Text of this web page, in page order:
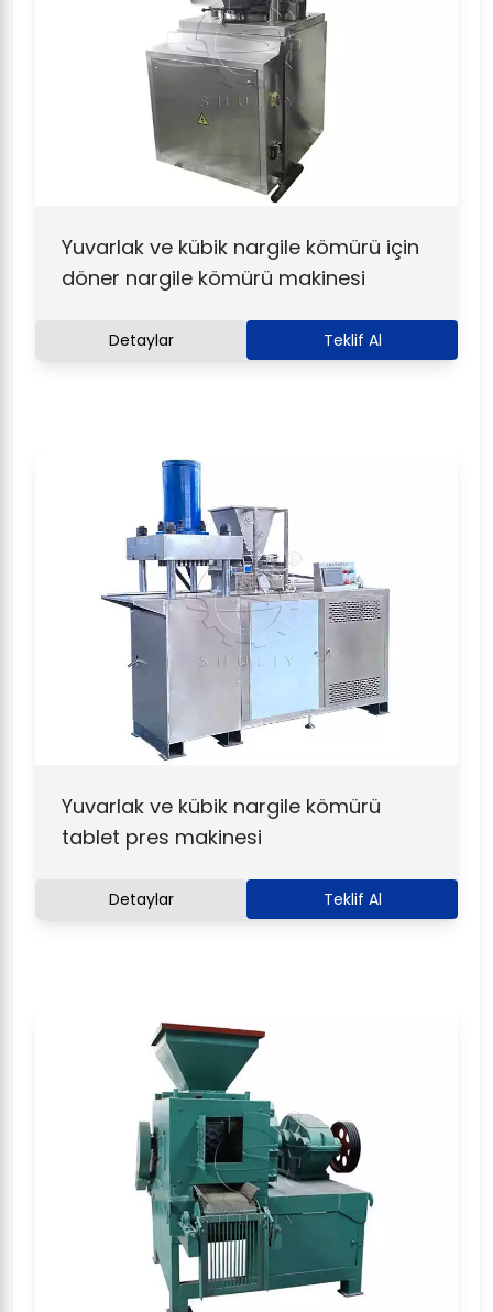
Yuvarlak ve kübik nargile kömürü için
döner nargile kömürü makinesi
Detaylar Teklif Al
Yuvarlak ve kübik nargile kömürü
tablet pres makinesi
Detaylar Teklif Al